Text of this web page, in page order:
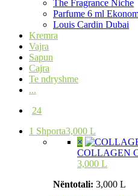
The Fragrance Niche
Parfume 6 ml
Louis Cardin Dubai
Kremra
Vajra
Sapun
Cajra
Te ndryshme
...
24
1 Shporta3,000 L
×
COLLAGEN
3,000 L
Nëntotali: 3,000 L